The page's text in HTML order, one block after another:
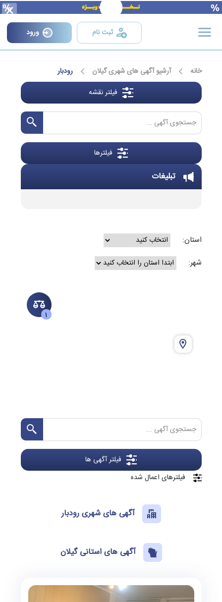
×
ثبت نام ورود
خانه آرشیو آگهی های شهری گیلان
رودبار
فیلتر نقشه
فیلترها
تبلیغات
استان:
شهر:
1
فیلتر آگهی ها
فیلترهای اعمال شده
آگهی های شهری رودبار
آگهی های استانی گیلان